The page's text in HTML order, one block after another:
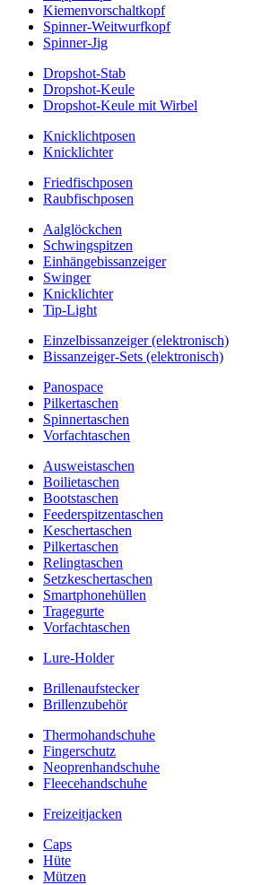
Kiemenvorschaltkopf
Spinner-Weitwurfkopf
Spinner-Jig
Dropshot-Stab
Dropshot-Keule
Dropshot-Keule mit Wirbel
Knicklichtposen
Knicklichter
Friedfischposen
Raubfischposen
Aalglöckchen
Schwingspitzen
Einhängebissanzeiger
Swinger
Knicklichter
Tip-Light
Einzelbissanzeiger (elektronisch)
Bissanzeiger-Sets (elektronisch)
Panospace
Pilkertaschen
Spinnertaschen
Vorfachtaschen
Ausweistaschen
Boilietaschen
Bootstaschen
Feederspitzentaschen
Keschertaschen
Pilkertaschen
Relingtaschen
Setzkeschertaschen
Smartphonehüllen
Tragegurte
Vorfachtaschen
Lure-Holder
Brillenaufstecker
Brillenzubehör
Thermohandschuhe
Fingerschutz
Neoprenhandschuhe
Fleecehandschuhe
Freizeitjacken
Caps
Hüte
Mützen